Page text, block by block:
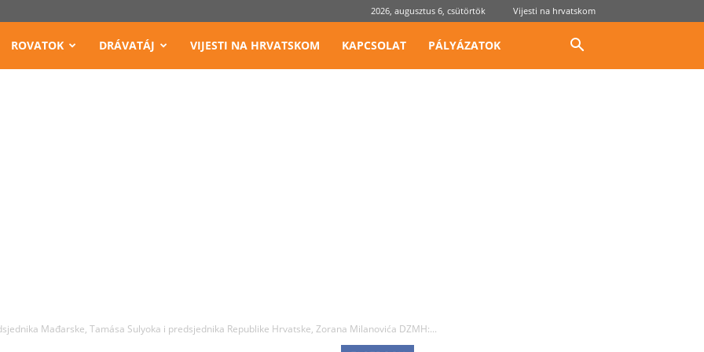
2026, augusztus 6, csütörtök Vijesti na hrvatskom
ROVATOK DRÁVATÁJ VIJESTI NA HRVATSKOM KAPCSOLAT PÁLYÁZATOK
Mađarske, Tamása Sulyoka i predsjednika Republike Hrvatske, Zorana Milanovića DZMH:...